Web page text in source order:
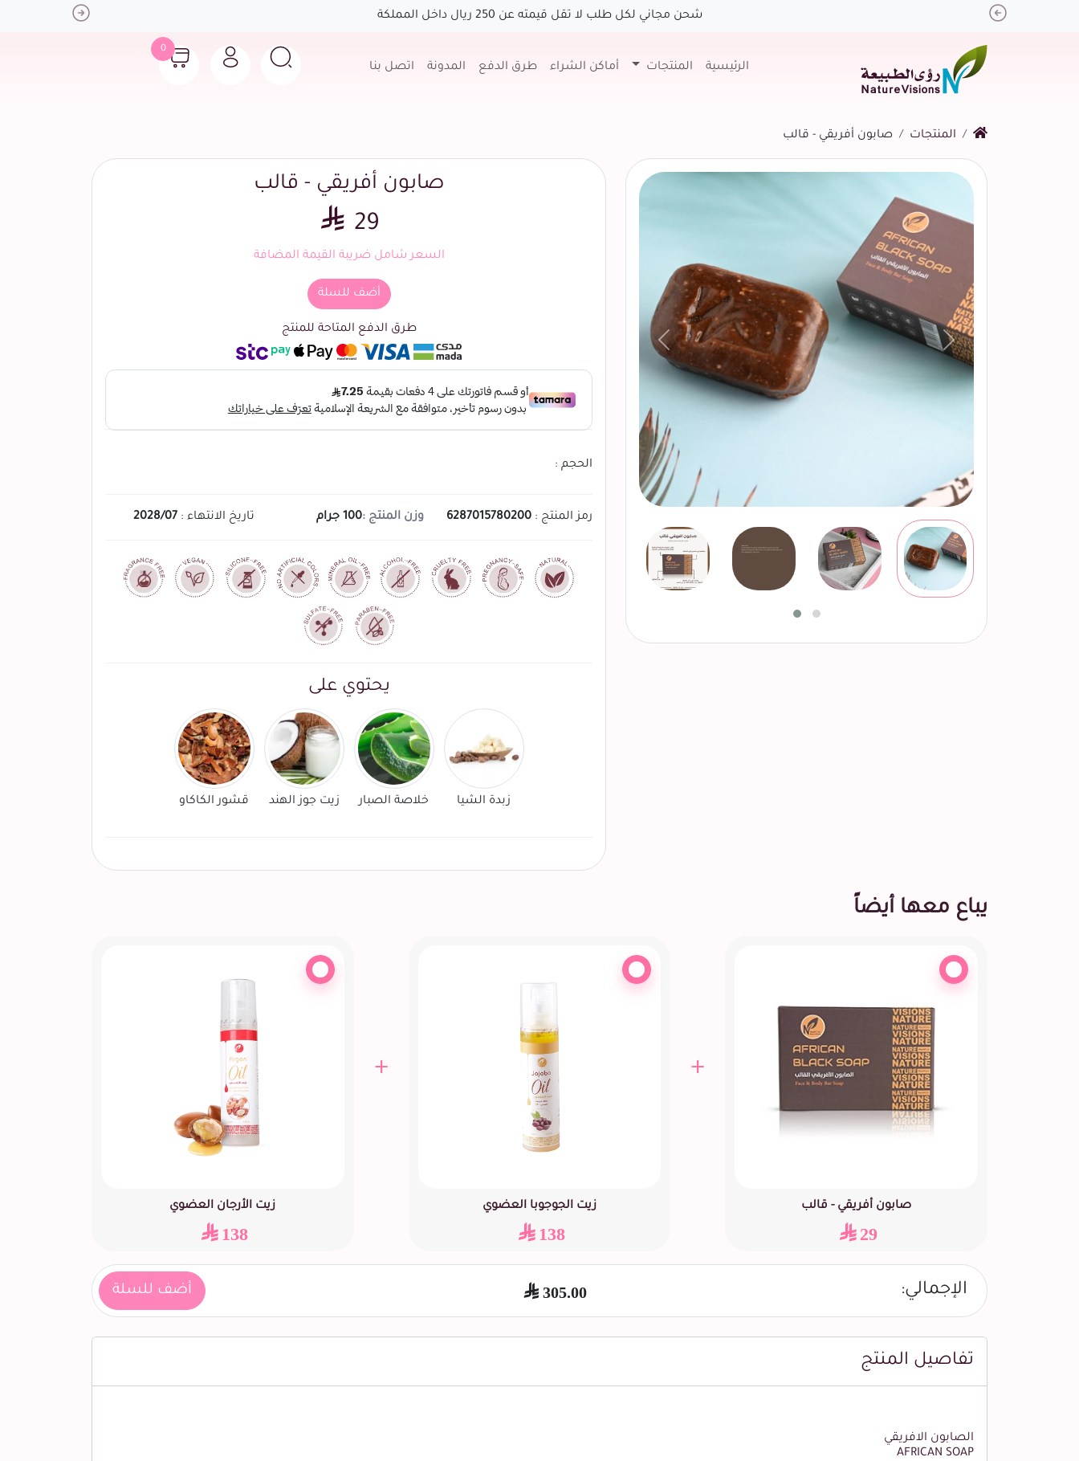
شحن مجاني لكل طلب لا تقل قيمته عن 250 ريال داخل المملكة
Previous
Next
الرئيسية المنتجات أماكن الشراء طرق الدفع المدونة اتصل بنا
0
المنتجات صابون أفريقي - قالب
التالي السابق
صابون أفريقي - قالب
29
السعر شامل ضريبة القيمة المضافة
أضف للسلة
طرق الدفع المتاحة للمنتج
الحجم :
رمز المنتج : 6287015780200 وزن المنتج :100 جرام تاريخ الانتهاء : 2028/07
يحتوي على
زبدة الشيا خلاصة الصبار زيت جوز الهند قشور الكاكاو
يباع معها أيضاً
صابون أفريقي - قالب
29
+
زيت الجوجوبا العضوي
138
+
زيت الأرجان العضوي
138
الإجمالي: 305.00 أضف للسلة
تفاصيل المنتج
الصابون الافريقي
AFRICAN SOAP